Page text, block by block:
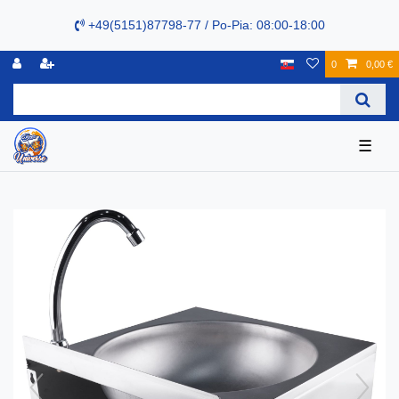
+49(5151)87798-77 / Po-Pia: 08:00-18:00
0 0,00 €
☰